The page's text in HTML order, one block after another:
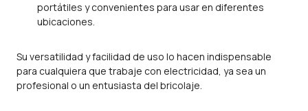
portátiles y convenientes para usar en diferentes
ubicaciones.
Su versatilidad y facilidad de uso lo hacen indispensable
para cualquiera que trabaje con electricidad, ya sea un
profesional o un entusiasta del bricolaje.